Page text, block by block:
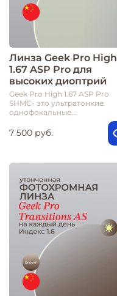
Линза Geek Pro High
1.67 ASP Pro для
высоких диоптрий
Geek Pro High 1.67 ASP Pro
SHMC- это ультратонкие
однофокальные...
7 500 руб.